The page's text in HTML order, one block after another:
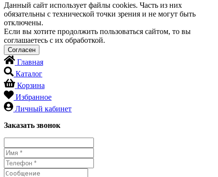
Данный сайт использует файлы cookies. Часть из них
обязательны с технической точки зрения и не могут быть
отключены.
Если вы хотите продолжить пользоваться сайтом, то вы
соглашаетесь с их обработкой.
Главная
Каталог
Корзина
Избранное
Личный кабинет
Заказать звонок